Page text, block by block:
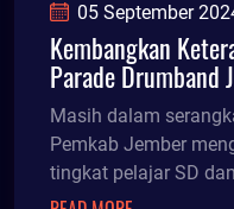
05 September
Kembangkan
Parade Drumband
Masih dalam
Pemkab Jember
tingkat pelajar SD
Rabu (4/9/24) siang.